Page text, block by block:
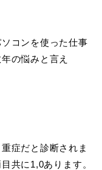
コンを使った仕事
の悩みと言え
症だと診断されま
共に1,0あります。